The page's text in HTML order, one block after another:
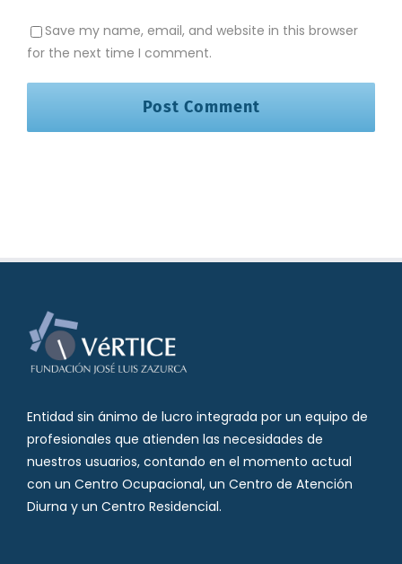
Save my name, email, and website in this browser
for the next time I comment.
Entidad sin ánimo de lucro integrada por un equipo de
profesionales que atienden las necesidades de
nuestros usuarios, contando en el momento actual
con un Centro Ocupacional, un Centro de Atención
Diurna y un Centro Residencial.